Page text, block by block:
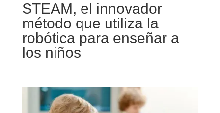
STEAM, el innovador
método que utiliza la
robótica para enseñar a
los niños